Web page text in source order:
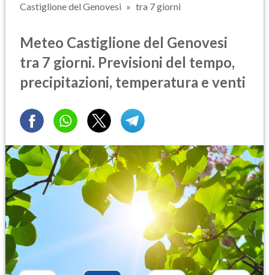
Castiglione del Genovesi
tra 7 giorni
Meteo Castiglione del Genovesi
tra 7 giorni. Previsioni del tempo,
precipitazioni, temperatura e venti